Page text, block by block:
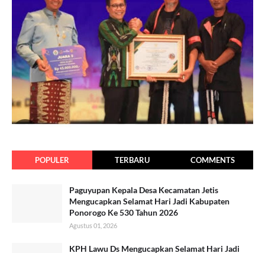
POPULER TERBARU COMMENTS
Paguyupan Kepala Desa Kecamatan Jetis
Mengucapkan Selamat Hari Jadi Kabupaten
Ponorogo Ke 530 Tahun 2026
Agustus 01, 2026
KPH Lawu Ds Mengucapkan Selamat Hari Jadi